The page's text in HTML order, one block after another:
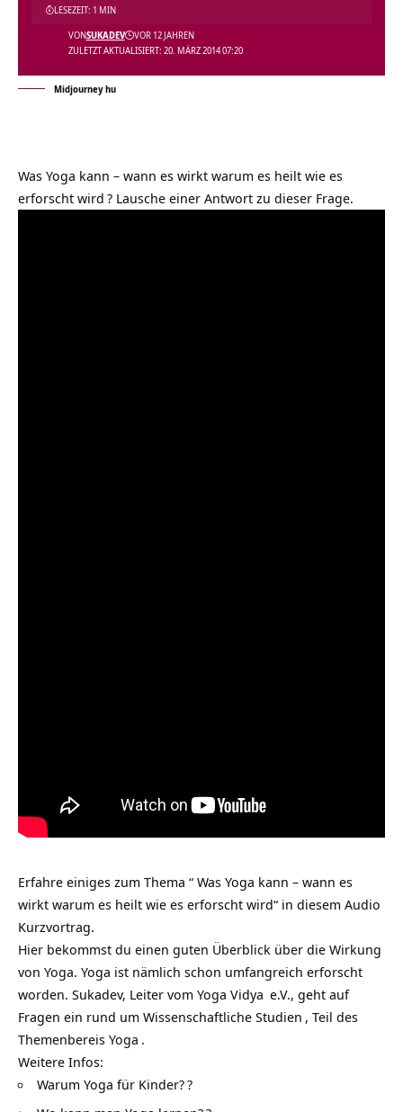
ZULETZT AKTUALISIERT: 20. MÄRZ 2014 07:20
VONSUKADEV VOR 12 JAHREN
LESEZEIT: 1 MIN
Midjourney hu
Was Yoga kann – wann es wirkt warum es heilt wie es
erforscht wird ? Lausche einer Antwort zu dieser Frage.
Erfahre einiges zum Thema “ Was Yoga kann – wann es
wirkt warum es heilt wie es erforscht wird“ in diesem Audio
Kurzvortrag.
Hier bekommst du einen guten Überblick über die Wirkung
von Yoga. Yoga ist nämlich schon umfangreich erforscht
worden. Sukadev, Leiter vom Yoga Vidya e.V., geht auf
Fragen ein rund um Wissenschaftliche Studien , Teil des
Themenbereis Yoga .
Weitere Infos:
Warum Yoga für Kinder??